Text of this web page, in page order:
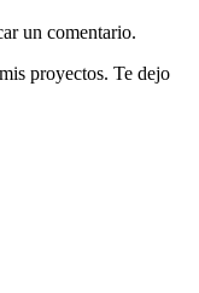
un comentario.
proyectos. Te dejo